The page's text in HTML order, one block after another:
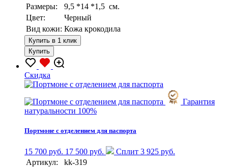
Размеры:
9,5 *14 *1,5 см.
Цвет:
Черный
Вид кожи: Кожа крокодила
Купить в 1 клик
Купить
Скидка
Гарантия
натуральности 100%
Портмоне с отделением для паспорта
15 700 руб. 17 500 руб.
Сплит 3 925 руб.
Артикул:
kk-319